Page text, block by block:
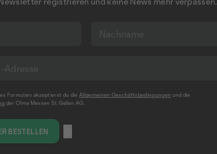
Formulars akzeptierst du die Allgemeinen Geschäftsbedingungen und die
der Olma Messen St.Gallen AG.
BESTELLEN